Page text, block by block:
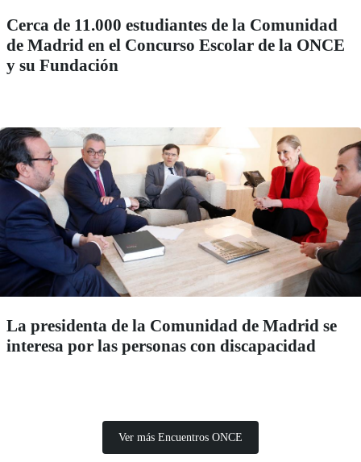
Cerca de 11.000 estudiantes de la Comunidad
de Madrid en el Concurso Escolar de la ONCE
y su Fundación
La presidenta de la Comunidad de Madrid se
interesa por las personas con discapacidad
Ver más Encuentros ONCE